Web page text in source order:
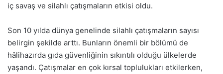
iç savaş ve silahlı çatışmaların etkisi oldu.
Son 10 yılda dünya genelinde silahlı çatışmaların sayısı
belirgin şekilde arttı. Bunların önemli bir bölümü de
hâlihazırda gıda güvenliğinin sıkıntılı olduğu ülkelerde
yaşandı. Çatışmalar en çok kırsal toplulukları etkilerken,